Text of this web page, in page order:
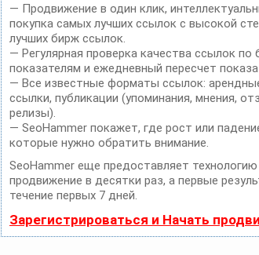
— Продвижение в один клик,
покупка самых лучших ссылок с высокой
лучших бирж ссылок.
— Регулярная проверка качества ссылок по
показателям и ежедневный пересчет
— Все известные форматы ссылок:
ссылки, публикации (упоминания, мнения,
релизы).
— SeoHammer покажет, где рост или
которые нужно обратить внимание.
SeoHammer еще предоставляет технологию
продвижение в десятки раз, а первые
течение первых 7 дней.
Зарегистрироваться и Начать